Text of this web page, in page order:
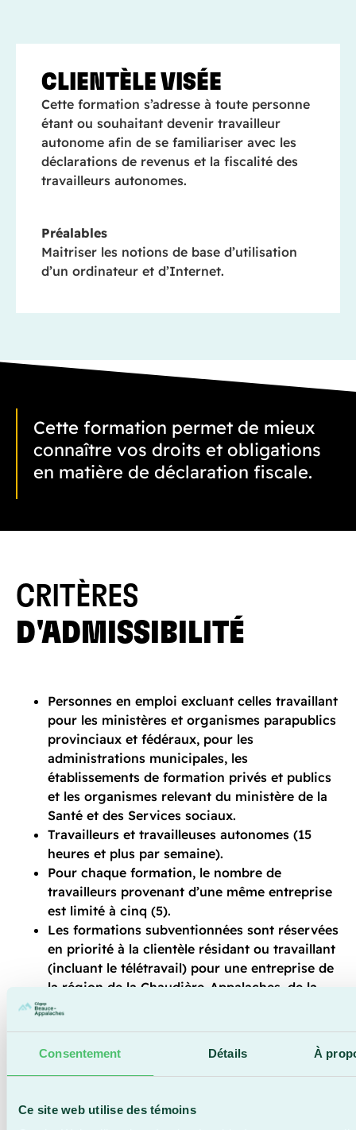
Consentement Détails À
Ce site web utilise des témoins
CLIENTÈLE VISÉE
Cette formation s’adresse à toute personne
étant ou souhaitant devenir travailleur
autonome afin de se familiariser avec les
déclarations de revenus et la fiscalité des
travailleurs autonomes.
Préalables
Maitriser les notions de base d’utilisation
d’un ordinateur et d’Internet.
Cette formation permet de mieux
connaître vos droits et obligations
en matière de déclaration fiscale.
CRITÈRES
D'ADMISSIBILITÉ
Personnes en emploi excluant celles travaillant
pour les ministères et organismes parapublics
provinciaux et fédéraux, pour les
administrations municipales, les
établissements de formation privés et publics
et les organismes relevant du ministère de la
Santé et des Services sociaux.
Travailleurs et travailleuses autonomes (15
heures et plus par semaine).
Pour chaque formation, le nombre de
travailleurs provenant d’une même entreprise
est limité à cinq (5).
Les formations subventionnées sont réservées
en priorité à la clientèle résidant ou travaillant
(incluant le télétravail) pour une entreprise de
la région de la Chaudière-Appalaches, de la
Capitale-Nationale ou de l’Estrie, à moins de
travailleurs en situation de télétravail doivent
à-dire qu’elles visent un retour en emploi à